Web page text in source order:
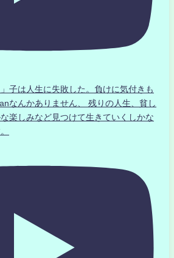
子は人生に失敗した。負けに気付きも
なんかありません、 残りの人生、貧し
楽しみなど見つけて生きていくしかな